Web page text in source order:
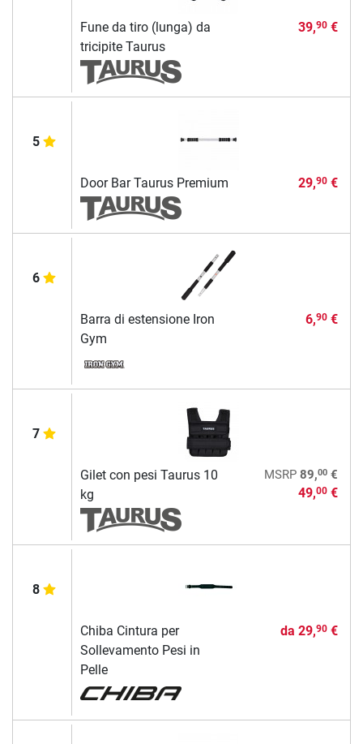
Fune da tiro (lunga) da
tricipite Taurus
39,90€
5
Door Bar Taurus Premium 29,90€
6
Barra di estensione Iron
Gym
6,90€
7
Gilet con pesi Taurus 10
kg
MSRP 89,00€
49,00€
8
Chiba Cintura per
Sollevamento Pesi in
Pelle
da 29,90€